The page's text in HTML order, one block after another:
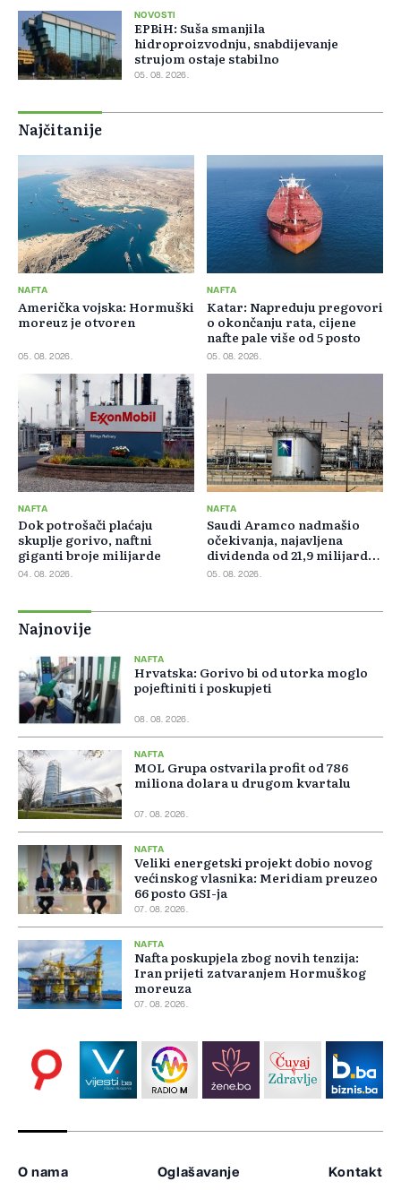
NOVOSTI
EPBiH: Suša smanjila
hidroproizvodnju, snabdijevanje
strujom ostaje stabilno
05. 08. 2026.
Najčitanije
NAFTA
Američka vojska: Hormuški
moreuz je otvoren
05. 08. 2026.
NAFTA
Katar: Napreduju pregovori
o okončanju rata, cijene
nafte pale više od 5 posto
05. 08. 2026.
NAFTA
Dok potrošači plaćaju
skuplje gorivo, naftni
giganti broje milijarde
04. 08. 2026.
NAFTA
Saudi Aramco nadmašio
očekivanja, najavljena
dividenda od 21,9 milijardi
dolara
05. 08. 2026.
Najnovije
NAFTA
Hrvatska: Gorivo bi od utorka moglo
pojeftiniti i poskupjeti
08. 08. 2026.
NAFTA
MOL Grupa ostvarila profit od 786
miliona dolara u drugom kvartalu
07. 08. 2026.
NAFTA
Veliki energetski projekt dobio novog
većinskog vlasnika: Meridiam preuzeo
66 posto GSI-ja
07. 08. 2026.
NAFTA
Nafta poskupjela zbog novih tenzija:
Iran prijeti zatvaranjem Hormuškog
moreuza
07. 08. 2026.
O nama Oglašavanje Kontakt